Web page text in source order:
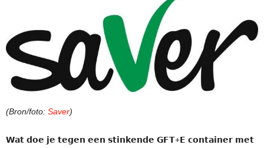
(Bron/foto: Saver)
𝗪𝗮𝘁 𝗱𝗼𝗲 𝗷𝗲 𝘁𝗲𝗴𝗲𝗻 𝗲𝗲𝗻 𝘀𝘁𝗶𝗻𝗸𝗲𝗻𝗱𝗲 𝗚𝗙𝗧+𝗘 𝗰𝗼𝗻𝘁𝗮𝗶𝗻𝗲𝗿 𝗺𝗲𝘁